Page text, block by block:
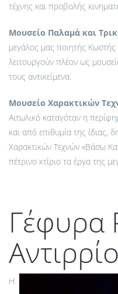
τέχνης και προβολής
Μουσείο Παλαμά και
μεγάλος μας ποιητής Κωστής
λειτουργούν πλέον ως
τους αντικείμενα.
Μουσείο Χαρακτικών
Αιτωλικό καταγόταν η
και από επιθυμία της ίδιας,
Χαρακτικών Τεχνών «Βάσω
πέτρινο κτίριο τα έργα της
Γέφυρα
Η